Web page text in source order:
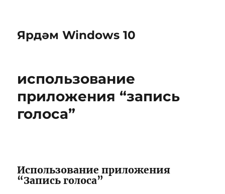
Ярдәм Windows 10
использование
приложения “запись
голоса”
Использование приложения
“Запись голоса”